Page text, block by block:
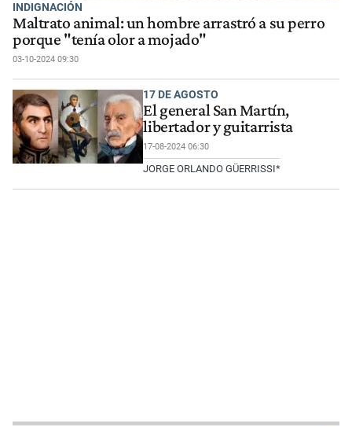
INDIGNACIÓN
Maltrato animal: un hombre arrastró a su perro
porque "tenía olor a mojado"
03-10-2024 09:30
17 DE AGOSTO
El general San Martín,
libertador y guitarrista
17-08-2024 06:30
JORGE ORLANDO GÜERRISSI*